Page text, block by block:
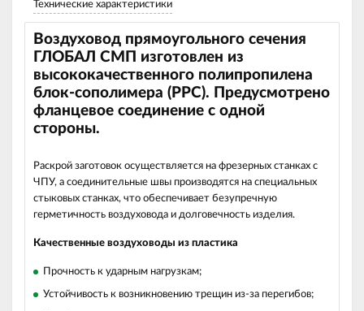
Технические характеристики
Воздуховод прямоугольного сечения
ГЛОБАЛ СМП изготовлен из
высококачественного полипропилена
блок-сополимера (РРС). Предусмотрено
фланцевое соединение с одной
стороны.
Раскрой заготовок осуществляется на фрезерных станках с
ЧПУ, а соединительные швы производятся на специальных
стыковых станках, что обеспечивает безупречную
герметичность воздуховода и долговечность изделия.
Качественные воздуховоды из пластика
Прочность к ударным нагрузкам;
Устойчивость к возникновению трещин из-за перегибов;